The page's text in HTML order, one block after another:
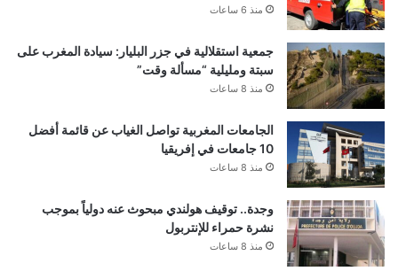
منذ 6 ساعات
جمعية استقلالية في جزر البليار: سيادة المغرب على
سبتة ومليلية “مسألة وقت”
منذ 8 ساعات
الجامعات المغربية تواصل الغياب عن قائمة أفضل
10 جامعات في إفريقيا
منذ 8 ساعات
وجدة.. توقيف هولندي مبحوث عنه دولياً بموجب
نشرة حمراء للإنتربول
منذ 8 ساعات